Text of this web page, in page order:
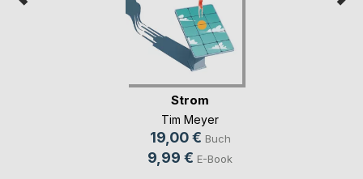
Strom
Tim Meyer
19,00 € Buch
9,99 € E-Book